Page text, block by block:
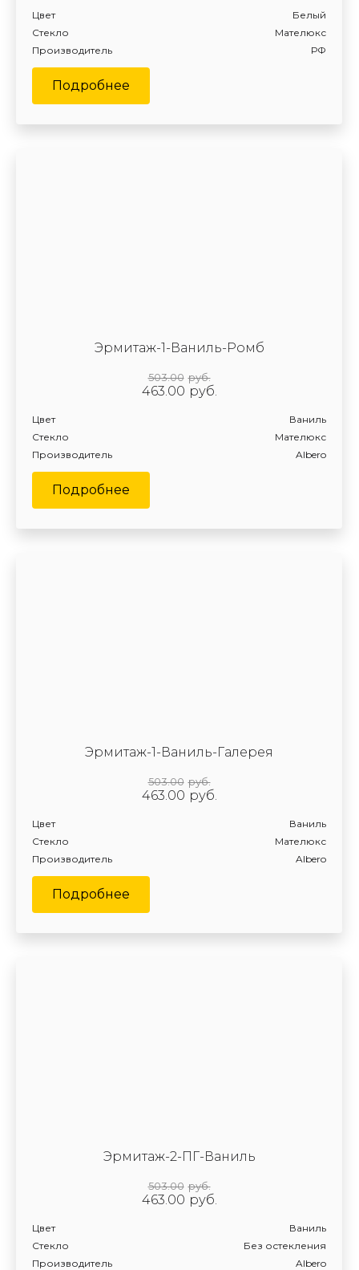
Цвет Белый
Производитель РФ
Стекло Мателюкс
Подробнее
Эрмитаж-1-Ваниль-Ромб
руб.
503.00
руб.
463.00
Цвет Ваниль
Производитель Albero
Стекло Мателюкс
Подробнее
Эрмитаж-1-Ваниль-Галерея
руб.
503.00
руб.
463.00
Цвет Ваниль
Производитель Albero
Стекло Мателюкс
Подробнее
Эрмитаж-2-ПГ-Ваниль
руб.
503.00
руб.
463.00
Цвет Ваниль
Производитель Albero
Стекло Без остекления